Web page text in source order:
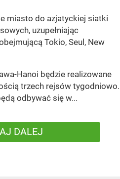
miasto do azjatyckiej siatki
uzupełniając
Tokio, Seul, New
Hanoi będzie realizowane
trzech rejsów tygodniowo.
odbywać się w...
DALEJ